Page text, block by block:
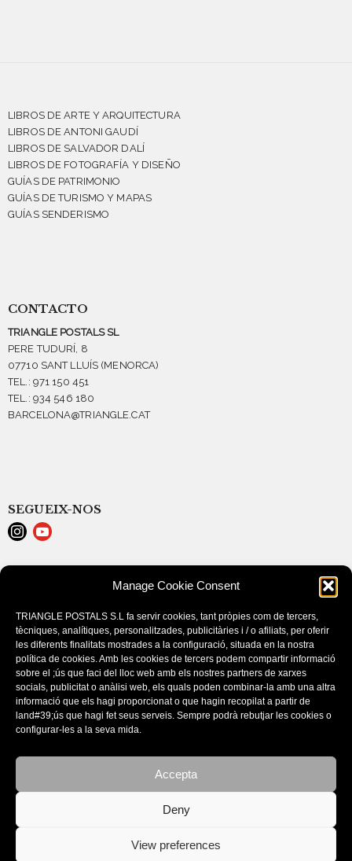
Manage Cookie Consent
TRIANGLE POSTALS S.L fa servir cookies, tant pròpies com de tercers,
tècniques, analítiques, personalitzades, publicitàries i / o afiliats, per oferir
les diferents finalitats mostrades a la configuració, situada en la nostra
política de cookies. Amb les cookies de tercers podem compartir informació
sobre el ;ús que faci del lloc web amb els nostres partners de xarxes
socials, publicitat o anàlisi web, els quals poden combinar-la amb una altra
informació que els hagi proporcionat o que hagin recopilat a partir de
land#39;ús que hagi fet seus serveis. Sempre podrà rebutjar les cookies o
configurar-les a la seva mida.
Accepta
Deny
View preferences
LIBROS DE ARTE Y ARQUITECTURA
LIBROS DE ANTONI GAUDÍ
LIBROS DE SALVADOR DALÍ
LIBROS DE FOTOGRAFÍA Y DISEÑO
GUÍAS DE PATRIMONIO
GUÍAS DE TURISMO Y MAPAS
GUÍAS SENDERISMO
CONTACTO
TRIANGLE POSTALS SL
PERE TUDURÍ, 8
07710 SANT LLUÍS (MENORCA)
TEL.: 971 150 451
TEL.: 934 546 180
BARCELONA@TRIANGLE.CAT
SEGUEIX-NOS
POLÍTICA DE COOKIES (EU)
CONDICIONES DE COMPRA
CATÁLOGOS